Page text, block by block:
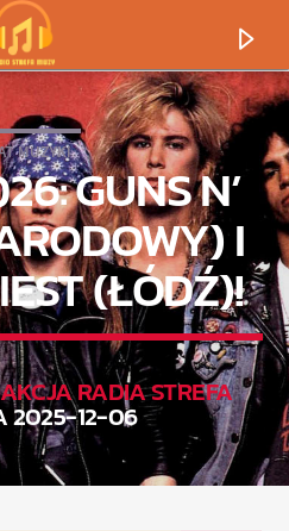
MUZYKI
GUNS N’
I
(ŁÓDŹ)!
RADIA STREFA
2025-12-06